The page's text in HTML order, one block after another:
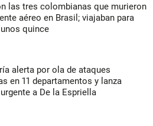
las tres colombianas que murieron
aéreo en Brasil; viajaban para
quince
alerta por ola de ataques
en 11 departamentos y lanza
urgente a De la Espriella